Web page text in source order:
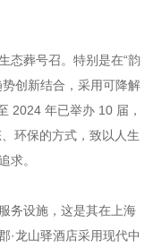
态葬号召。特别是在“韵
创新结合，采用可降解
2024 年已举办 10 届，
环保的方式，致以人生
求。
务设施，这是其在上海
·龙山驿酒店采用现代中